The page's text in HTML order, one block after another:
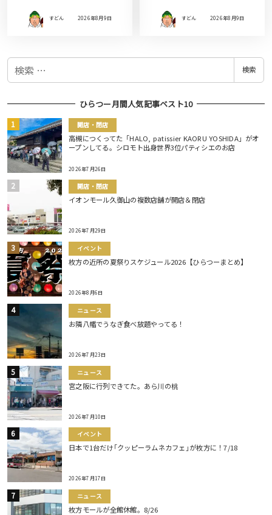
すどん 2026年8月9日 すどん 2026年8月9日
検
検索
ひらつー月間人気記事ベスト10
開店・閉店
高槻につくってた「HALO, patissier KAORU YOSHIDA」がオ
ープンしてる。シロモト出身世界3位パティシエのお店
2026年7月26日
開店・閉店
イオンモール久御山の複数店舗が開店＆閉店
2026年7月29日
イベント
枚方の近所の夏祭りスケジュール2026【ひらつーまとめ】
2026年8月6日
ニュース
お隣八幡でうなぎ食べ放題やってる！
2026年7月23日
ニュース
宮之阪に行列できてた。あら川の桃
2026年7月10日
イベント
日本で1台だけ｢クッピーラムネカフェ｣が枚方に！7/18
2026年7月17日
ニュース
枚方モールが全館休館。8/26